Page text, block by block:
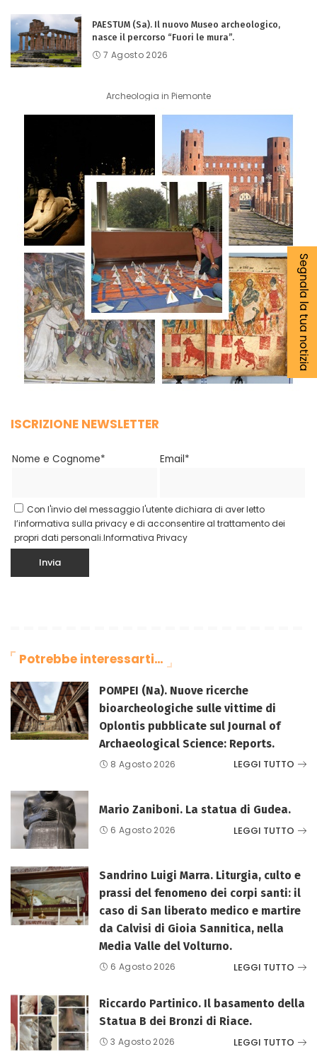
PAESTUM (Sa). Il nuovo Museo archeologico,
nasce il percorso “Fuori le mura”.
7 Agosto 2026
Archeologia in Piemonte
ISCRIZIONE NEWSLETTER
Nome e Cognome* Email*
Con l'invio del messaggio l'utente dichiara di aver letto
l’informativa sulla privacy e di acconsentire al trattamento dei
propri dati personali.Informativa Privacy
Potrebbe interessarti…
POMPEI (Na). Nuove ricerche
bioarcheologiche sulle vittime di
Oplontis pubblicate sul Journal of
Archaeological Science: Reports.
8 Agosto 2026 LEGGI TUTTO
Mario Zaniboni. La statua di Gudea.
6 Agosto 2026 LEGGI TUTTO
Sandrino Luigi Marra. Liturgia, culto e
prassi del fenomeno dei corpi santi: il
caso di San liberato medico e martire
da Calvisi di Gioia Sannitica, nella
Media Valle del Volturno.
6 Agosto 2026 LEGGI TUTTO
Riccardo Partinico. Il basamento della
Statua B dei Bronzi di Riace.
3 Agosto 2026 LEGGI TUTTO
Segnala la tua notizia